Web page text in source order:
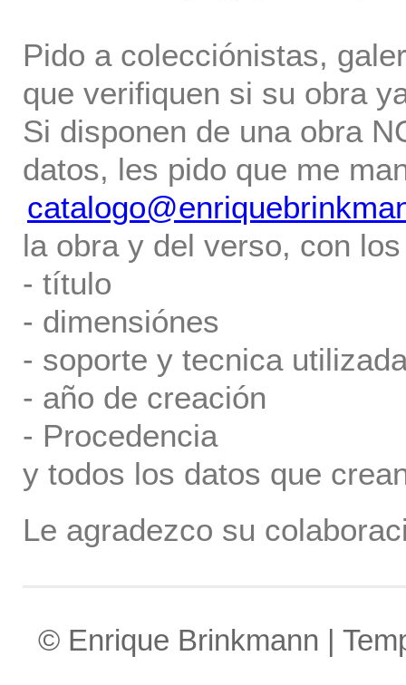
Pido a colecciónistas,
que verifiquen si su obra
Si disponen de una obra
datos, les pido que me
la obra y del verso, con
- título
- dimensiónes
- soporte y tecnica
- año de creación
- Procedencia
y todos los datos que
Le agradezco su
© Enrique Brinkmann |